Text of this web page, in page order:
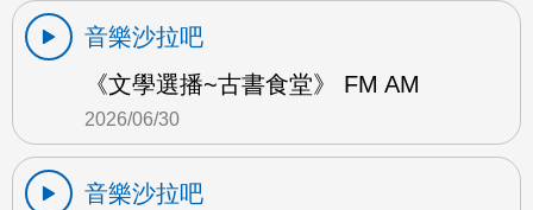
音樂沙拉吧
《文學選播~古書食堂》 FM AM
2026/06/30
音樂沙拉吧